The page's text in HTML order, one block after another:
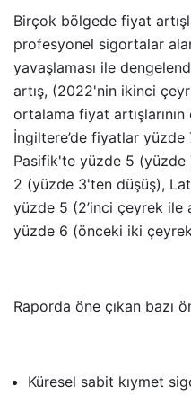
Birçok bölgede fiyat
profesyonel sigortalar
yavaşlaması ile
artış, (2022'nin ikinci
ortalama fiyat
İngiltere’de fiyatlar yüzde
Pasifik'te yüzde 5 (yüzde
2 (yüzde 3'ten düşüş),
yüzde 5 (2’inci çeyrek ile
yüzde 6 (önceki iki
Raporda öne çıkan bazı
Küresel sabit kıymet